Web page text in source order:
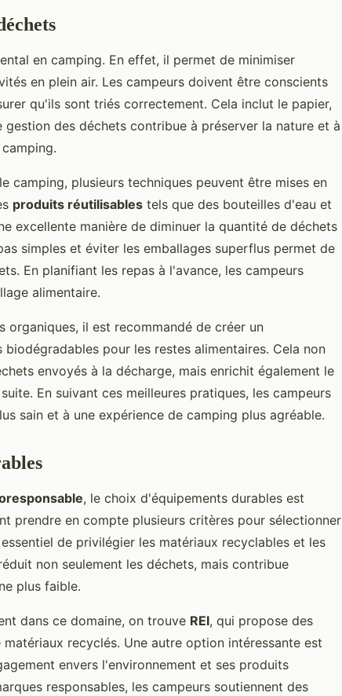
en camping. En effet, il permet de minimiser
en plein air. Les campeurs doivent être conscients
qu'ils sont triés correctement. Cela inclut le papier,
des déchets contribue à préserver la nature et à
camping, plusieurs techniques peuvent être mises en
produits réutilisables tels que des bouteilles d'eau et
excellente manière de diminuer la quantité de déchets
simples et éviter les emballages superflus permet de
En planifiant les repas à l'avance, les campeurs
alimentaire.
organiques, il est recommandé de créer un
pour les restes alimentaires. Cela non
envoyés à la décharge, mais enrichit également le
En suivant ces meilleures pratiques, les campeurs
sain et à une expérience de camping plus agréable.
, le choix d'équipements durables est
prendre en compte plusieurs critères pour sélectionner
de privilégier les matériaux recyclables et les
non seulement les déchets, mais contribue
plus faible.
dans ce domaine, on trouve REI, qui propose des
recyclés. Une autre option intéressante est
envers l'environnement et ses produits
responsables, les campeurs soutiennent des